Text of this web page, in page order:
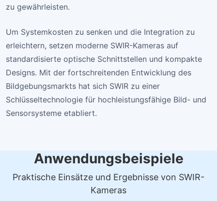
zu gewährleisten.
Um Systemkosten zu senken und die Integration zu
erleichtern, setzen moderne SWIR-Kameras auf
standardisierte optische Schnittstellen und kompakte
Designs. Mit der fortschreitenden Entwicklung des
Bildgebungsmarkts hat sich SWIR zu einer
Schlüsseltechnologie für hochleistungsfähige Bild- und
Sensorsysteme etabliert.
Anwendungsbeispiele
Praktische Einsätze und Ergebnisse von SWIR-
Kameras